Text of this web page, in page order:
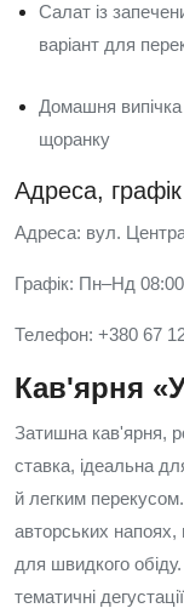
Салат із
варіант для
Домашня випічка
щоранку
Адреса,
Адреса: вул.
Графік: Пн–Нд
Телефон: +380 67
Кав'ярня
Затишна кав'ярня,
ставка, ідеальна
й легким
авторських напоях,
для швидкого
тематичні